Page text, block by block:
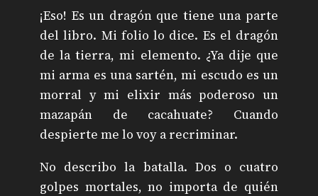
¡Eso! Es un dragón que tiene una parte
del libro. Mi folio lo dice. Es el dragón
de la tierra, mi elemento. ¿Ya dije que
mi arma es una sartén, mi escudo es un
morral y mi elixir más poderoso un
mazapán de cacahuate? Cuando
despierte me lo voy a recriminar.
No describo la batalla. Dos o cuatro
golpes mortales, no importa de quién